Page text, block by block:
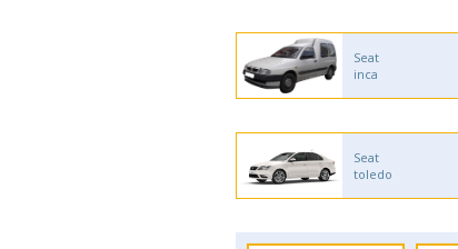
Seat
inca
Seat
toledo